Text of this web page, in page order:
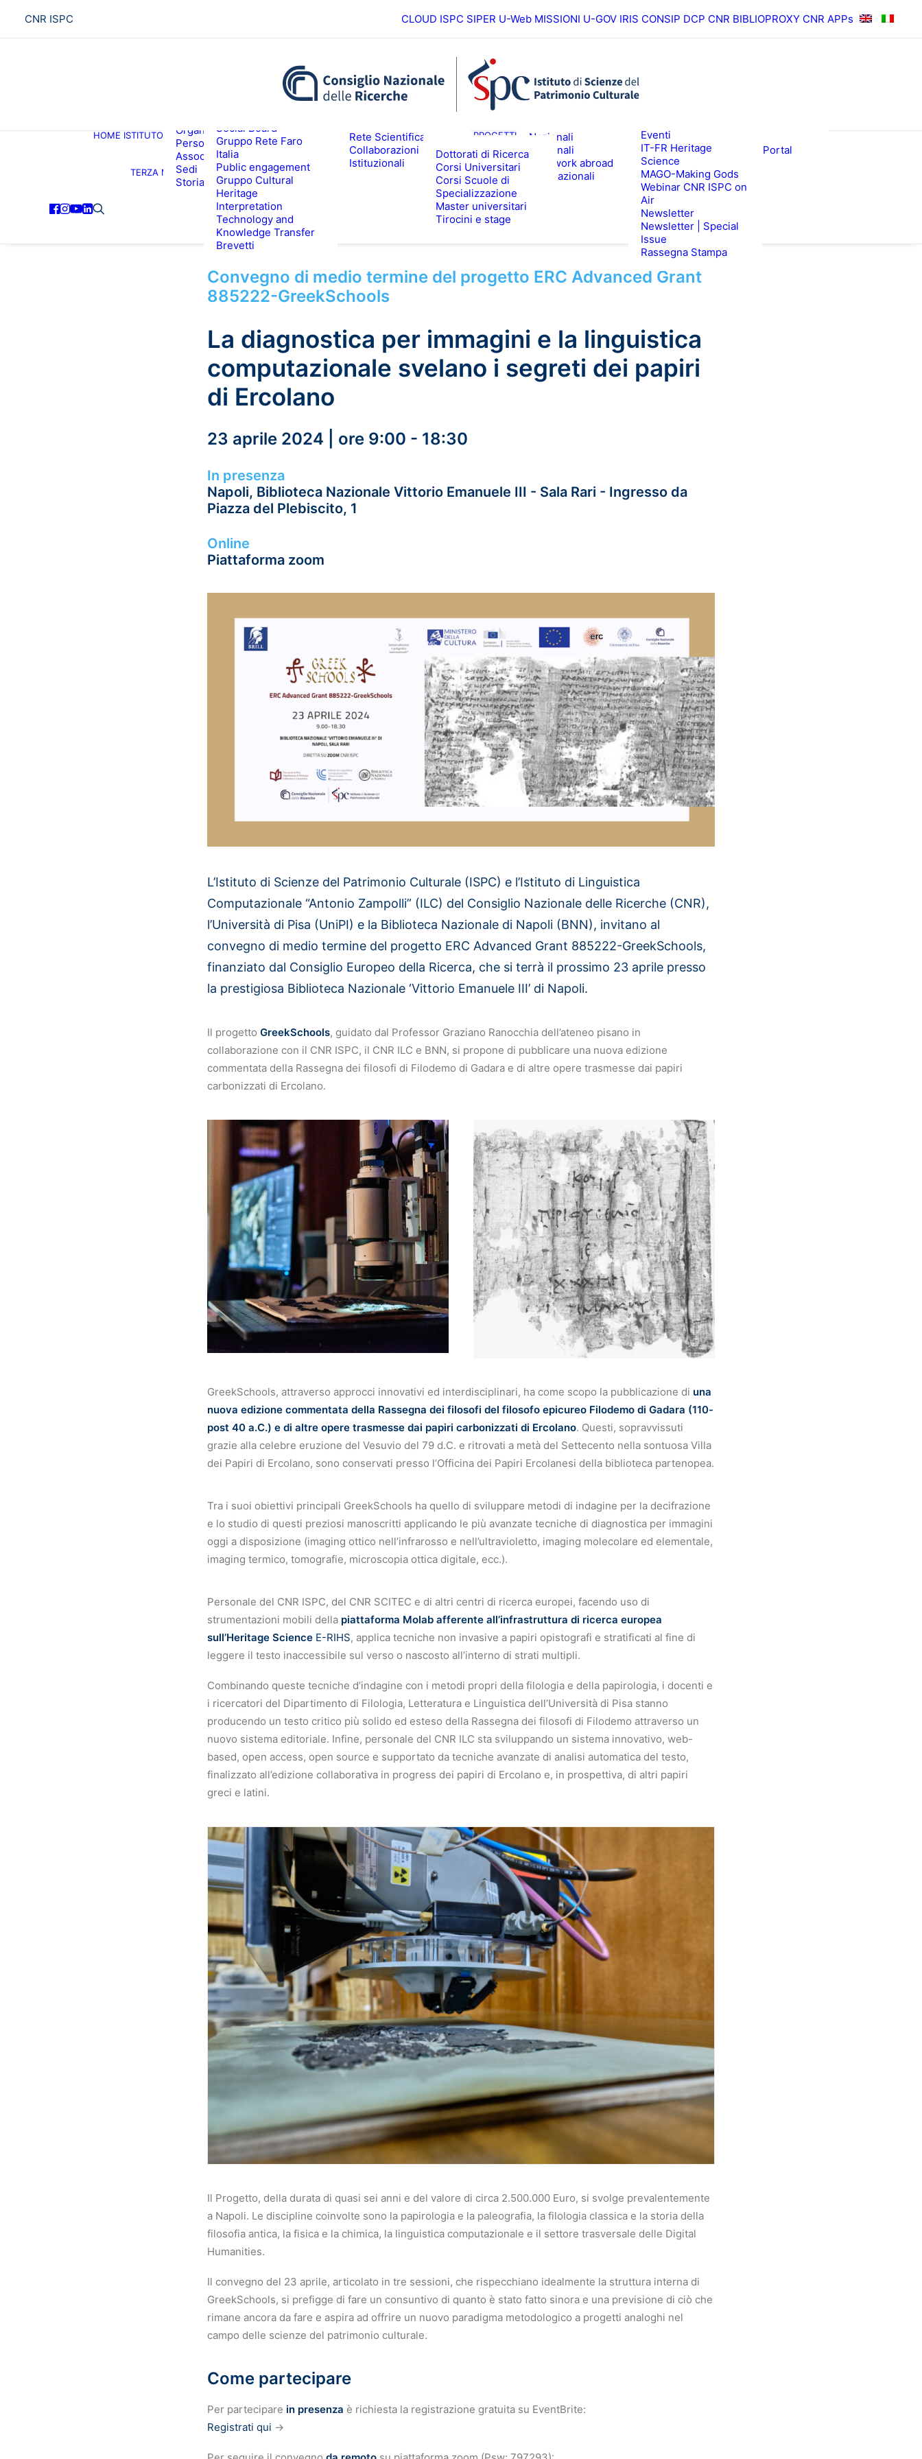
CNR ISPC CLOUD ISPC SIPER U-Web MISSIONI U-GOV IRIS CONSIP DCP CNR BIBLIOPROXY CNR APPs
HOME ISTITUTO
Organigramma
Personale
Associati ISPC
Sedi
Storia
Rete Scientifica
Collaborazioni
Istituzionali
PROGETTI
Nazionali
Regionali
Fieldwork abroad
Internazionali
RISULTATI
ISPC Open Portal
TERZA MISSIONE
Social Board
Gruppo Rete Faro
Italia
Public engagement
Gruppo Cultural
Heritage
Interpretation
Technology and
Knowledge Transfer
Brevetti
Dottorati di Ricerca
Corsi Universitari
Corsi Scuole di
Specializzazione
Master universitari
Tirocini e stage
EVENTI & NEWS
Eventi
IT-FR Heritage
Science
MAGO-Making Gods
Webinar CNR ISPC on
Air
Newsletter
Newsletter | Special
Issue
Rassegna Stampa
Convegno di medio termine del progetto ERC Advanced Grant
885222-GreekSchools
La diagnostica per immagini e la linguistica
computazionale svelano i segreti dei papiri
di Ercolano
23 aprile 2024 | ore 9:00 - 18:30
In presenza
Napoli, Biblioteca Nazionale Vittorio Emanuele III - Sala Rari - Ingresso da
Piazza del Plebiscito, 1
Online
Piattaforma zoom
L’Istituto di Scienze del Patrimonio Culturale (ISPC) e l’Istituto di Linguistica
Computazionale “Antonio Zampolli” (ILC) del Consiglio Nazionale delle Ricerche (CNR),
l’Università di Pisa (UniPI) e la Biblioteca Nazionale di Napoli (BNN), invitano al
convegno di medio termine del progetto ERC Advanced Grant 885222-GreekSchools,
finanziato dal Consiglio Europeo della Ricerca, che si terrà il prossimo 23 aprile presso
la prestigiosa Biblioteca Nazionale ‘Vittorio Emanuele III’ di Napoli.
Il progetto GreekSchools, guidato dal Professor Graziano Ranocchia dell’ateneo pisano in
collaborazione con il CNR ISPC, il CNR ILC e BNN, si propone di pubblicare una nuova edizione
commentata della Rassegna dei filosofi di Filodemo di Gadara e di altre opere trasmesse dai papiri
carbonizzati di Ercolano.
GreekSchools, attraverso approcci innovativi ed interdisciplinari, ha come scopo la pubblicazione di una
nuova edizione commentata della Rassegna dei filosofi del filosofo epicureo Filodemo di Gadara (110-
post 40 a.C.) e di altre opere trasmesse dai papiri carbonizzati di Ercolano. Questi, sopravvissuti
grazie alla celebre eruzione del Vesuvio del 79 d.C. e ritrovati a metà del Settecento nella sontuosa Villa
dei Papiri di Ercolano, sono conservati presso l’Officina dei Papiri Ercolanesi della biblioteca partenopea.
Tra i suoi obiettivi principali GreekSchools ha quello di sviluppare metodi di indagine per la decifrazione
e lo studio di questi preziosi manoscritti applicando le più avanzate tecniche di diagnostica per immagini
oggi a disposizione (imaging ottico nell’infrarosso e nell’ultravioletto, imaging molecolare ed elementale,
imaging termico, tomografie, microscopia ottica digitale, ecc.).
Personale del CNR ISPC, del CNR SCITEC e di altri centri di ricerca europei, facendo uso di
strumentazioni mobili della piattaforma Molab afferente all’infrastruttura di ricerca europea
sull’Heritage Science E-RIHS, applica tecniche non invasive a papiri opistografi e stratificati al fine di
leggere il testo inaccessibile sul verso o nascosto all’interno di strati multipli.
Combinando queste tecniche d’indagine con i metodi propri della filologia e della papirologia, i docenti e
i ricercatori del Dipartimento di Filologia, Letteratura e Linguistica dell’Università di Pisa stanno
producendo un testo critico più solido ed esteso della Rassegna dei filosofi di Filodemo attraverso un
nuovo sistema editoriale. Infine, personale del CNR ILC sta sviluppando un sistema innovativo, web-
based, open access, open source e supportato da tecniche avanzate di analisi automatica del testo,
finalizzato all’edizione collaborativa in progress dei papiri di Ercolano e, in prospettiva, di altri papiri
greci e latini.
Il Progetto, della durata di quasi sei anni e del valore di circa 2.500.000 Euro, si svolge prevalentemente
a Napoli. Le discipline coinvolte sono la papirologia e la paleografia, la filologia classica e la storia della
filosofia antica, la fisica e la chimica, la linguistica computazionale e il settore trasversale delle Digital
Humanities.
Il convegno del 23 aprile, articolato in tre sessioni, che rispecchiano idealmente la struttura interna di
GreekSchools, si prefigge di fare un consuntivo di quanto è stato fatto sinora e una previsione di ciò che
rimane ancora da fare e aspira ad offrire un nuovo paradigma metodologico a progetti analoghi nel
campo delle scienze del patrimonio culturale.
Come partecipare
Per partecipare in presenza è richiesta la registrazione gratuita su EventBrite:
Registrati qui →